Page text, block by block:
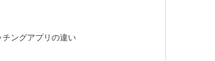
ングアプリの違い